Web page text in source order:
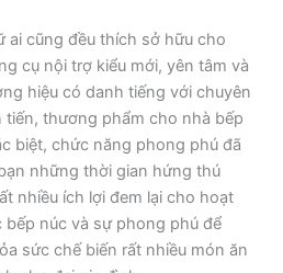
ai cũng đều thích sở hữu cho
cụ nội trợ kiểu mới, yên tâm và
hiệu có danh tiếng với chuyên
tiến, thương phẩm cho nhà bếp
biệt, chức năng phong phú đã
những thời gian hứng thú
nhiều ích lợi đem lại cho hoạt
núc và sự phong phú để
sức chế biến rất nhiều món ăn